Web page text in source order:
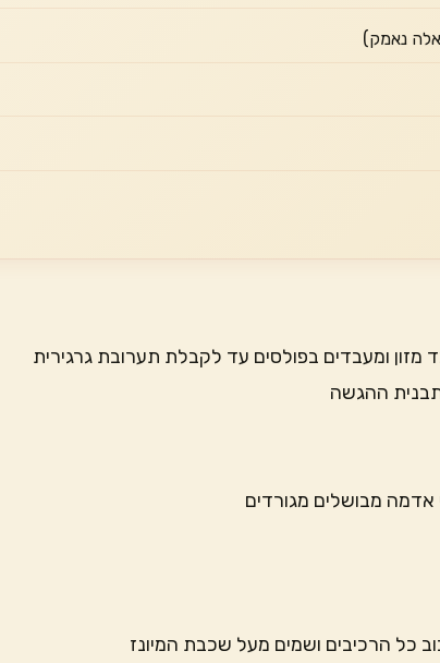
נאמק)
ומעבדים בפולסים עד לקבלת תערובת גרגירית
ההגשה
מבושלים מגורדים
כל הרכיבים ושמים מעל שכבת המיונז